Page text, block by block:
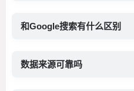
和Google搜索有什么区别
数据来源可靠吗